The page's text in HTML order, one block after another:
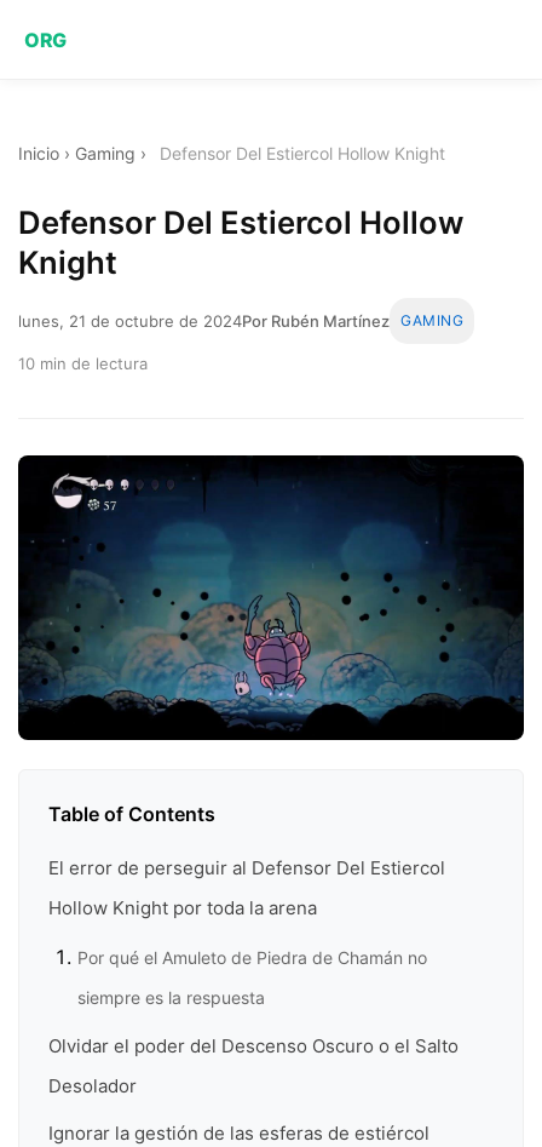
ORG
Inicio › Gaming › Defensor Del Estiercol Hollow Knight
Defensor Del Estiercol Hollow
Knight
lunes, 21 de octubre de 2024Por Rubén Martínez GAMING
10 min de lectura
Table of Contents
El error de perseguir al Defensor Del Estiercol
Hollow Knight por toda la arena
Por qué el Amuleto de Piedra de Chamán no
siempre es la respuesta
Olvidar el poder del Descenso Oscuro o el Salto
Desolador
Ignorar la gestión de las esferas de estiércol